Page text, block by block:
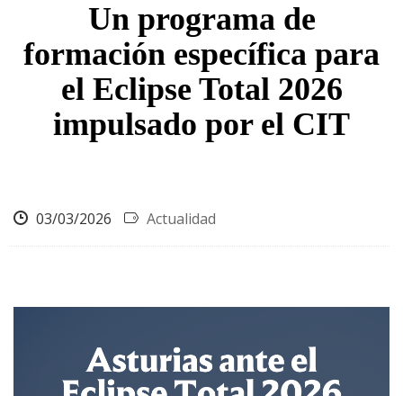
Un programa de
formación específica para
el Eclipse Total 2026
impulsado por el CIT
03/03/2026 Actualidad